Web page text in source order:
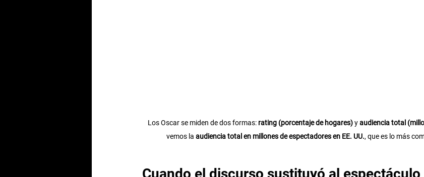
Los Oscar se miden de dos formas: rating (porcentaje de hogares) y audiencia total
vemos la audiencia total en millones de espectadores en EE. UU., que es lo más
Cuando el discurso sustituyó al espectáculo